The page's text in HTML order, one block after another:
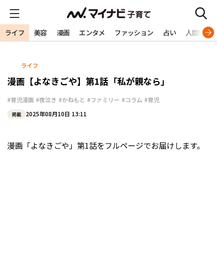
ライフ 美容 漫画 エンタメ ファッション 占い 人間関係
ライフ
漫画【よなきごや】第1話「私が親なら」
#育児漫画 #夜泣き #かねもと #ファミリー #コラム #育児
掲載 2025年08月10日 13:11
漫画「よなきごや」第1話をフルページでお届けします。